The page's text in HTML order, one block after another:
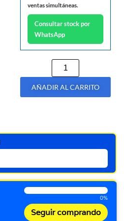
ventas simultáneas.
Consultar stock por
WhatsApp
AÑADIR AL CARRITO
0%
Seguir comprando